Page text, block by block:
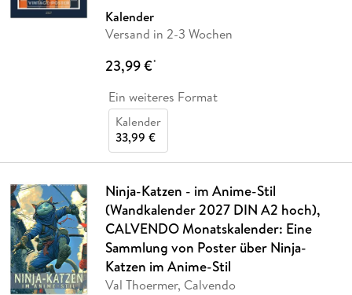
Kalender
Versand in 2-3 Wochen
23,99 €*
Ein weiteres Format
Kalender
33,99 €
Ninja-Katzen - im Anime-Stil
(Wandkalender 2027 DIN A2 hoch),
CALVENDO Monatskalender: Eine
Sammlung von Poster über Ninja-
Katzen im Anime-Stil
Val Thoermer, Calvendo